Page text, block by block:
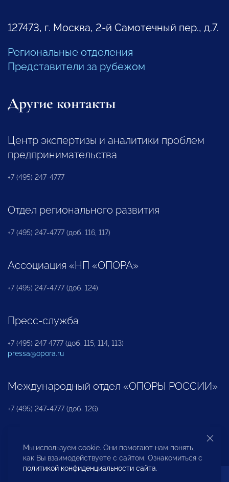
127473, г. Москва, 2-й Самотечный пер., д.7.
Региональные отделения
Представители за рубежом
Другие контакты
Центр экспертизы и аналитики проблем
предпринимательства
+7 (495) 247-4777
Отдел регионального развития
+7 (495) 247-4777 (доб. 116, 117)
Ассоциация «НП «ОПОРА»
+7 (495) 247-4777 (доб. 124)
Пресс-служба
+7 (495) 247 4777 (доб. 115, 114, 113)
pressa@opora.ru
Международный отдел «ОПОРЫ РОССИИ»
+7 (495) 247-4777 (доб. 126)
Бюро по защите прав предпринимателей и
инвесторов
Мы используем cookie. Они помогают нам понять,
как Вы взаимодействуете с сайтом. Ознакомиться с
политикой конфиденциальности сайта.